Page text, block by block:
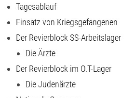
Tagesablauf
Einsatz von Kriegsgefangenen
Der Revierblock SS-Arbeitslager
Die Ärzte
Der Revierblock im O.T-Lager
Die Judenärzte